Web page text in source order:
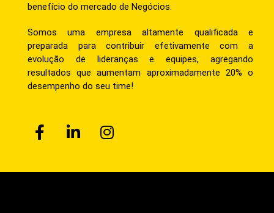
benefício do mercado de Negócios.
Somos uma empresa altamente qualificada e
preparada para contribuir efetivamente com a
evolução de lideranças e equipes, agregando
resultados que aumentam aproximadamente 20% o
desempenho do seu time!